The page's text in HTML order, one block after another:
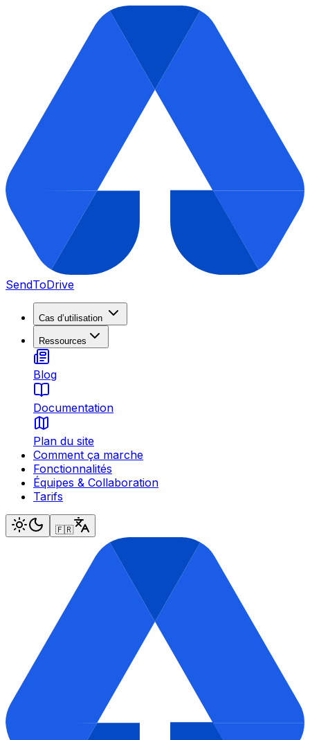
SendToDrive
Cas d’utilisation
Ressources
Blog
Documentation
Plan du site
Comment ça marche
Fonctionnalités
Équipes & Collaboration
Tarifs
🇫🇷